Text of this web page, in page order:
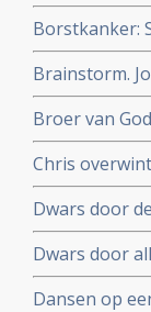
van
Borstkanker:
borstkanker.
Brainstorm.
Broer van
Chris
Chris Wark
Dwars door
verhaal met
kritische
Dwars door
ziekte beter
Dansen op